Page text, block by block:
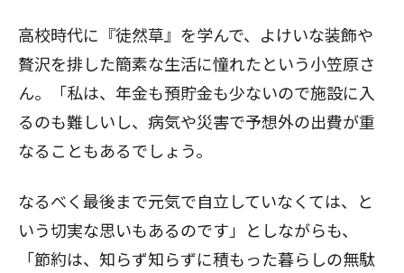
高校時代に『徒然草』を学んで、よけいな装飾や
贅沢を排した簡素な生活に憧れたという小笠原さ
ん。「私は、年金も預貯金も少ないので施設に入
るのも難しいし、病気や災害で予想外の出費が重
なることもあるでしょう。
なるべく最後まで元気で自立していなくては、と
いう切実な思いもあるのです」としながらも、
「節約は、知らず知らずに積もった暮らしの無駄